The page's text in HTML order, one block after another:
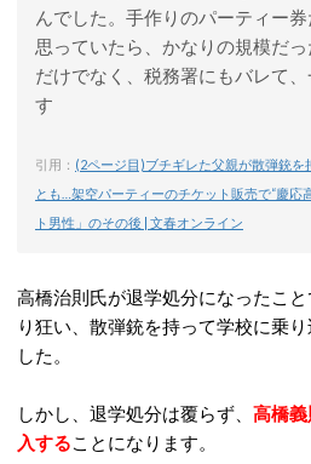
んでした。手作りのパーティー
思っていたら、かなりの規模だ
だけでなく、税務署にもバレて
す
引用： (2ページ目)ブチギレた父親が散弾銃を
とも…架空パーティーのチケット販売で“慶応
ト男性」のその後 | 文春オンライン
高橋治則氏が退学処分になったこ
り狂い、散弾銃を持って学校に乗
した。
しかし、退学処分は覆らず、 高橋
入することになります。